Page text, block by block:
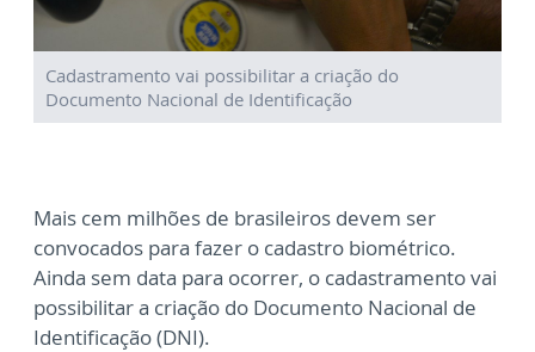
Cadastramento vai possibilitar a criação do
Documento Nacional de Identificação
Mais cem milhões de brasileiros devem ser
convocados para fazer o cadastro biométrico.
Ainda sem data para ocorrer, o cadastramento vai
possibilitar a criação do Documento Nacional de
Identificação (DNI).